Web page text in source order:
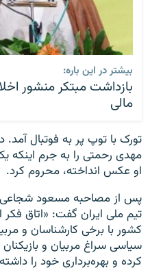
بیشتر در این باره:
بازداشت مبتکر منشور
مالی
تورک با توپ پر به فوتبال
مهدی رحمتی را به جرم اینکه
او عکس انداخته، محروم کرد.
پس از مصاحبه مسعود شجاعی
تیم ملی ایران گفت: «اتاق
کشور با برخی کارشناسان و
سیاسی سراغ مربیان و
کرده و بهره‌برداری خود را